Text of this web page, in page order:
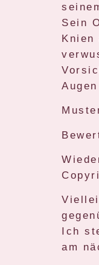
Sein
Knien
Ich
am